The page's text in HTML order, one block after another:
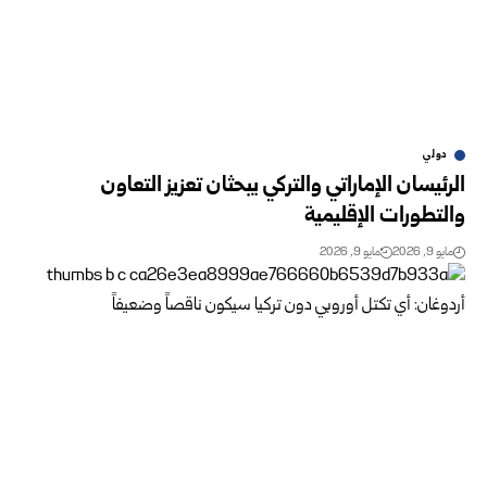
دولي
الرئيسان الإماراتي والتركي يبحثان تعزيز التعاون
والتطورات الإقليمية
مايو 9, 2026 مايو 9, 2026